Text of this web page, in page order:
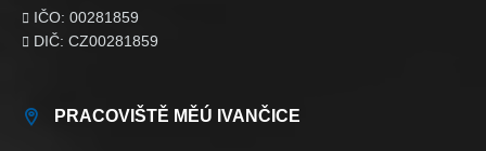
 IČO: 00281859
 DIČ: CZ00281859
PRACOVIŠTĚ MĚÚ IVANČICE